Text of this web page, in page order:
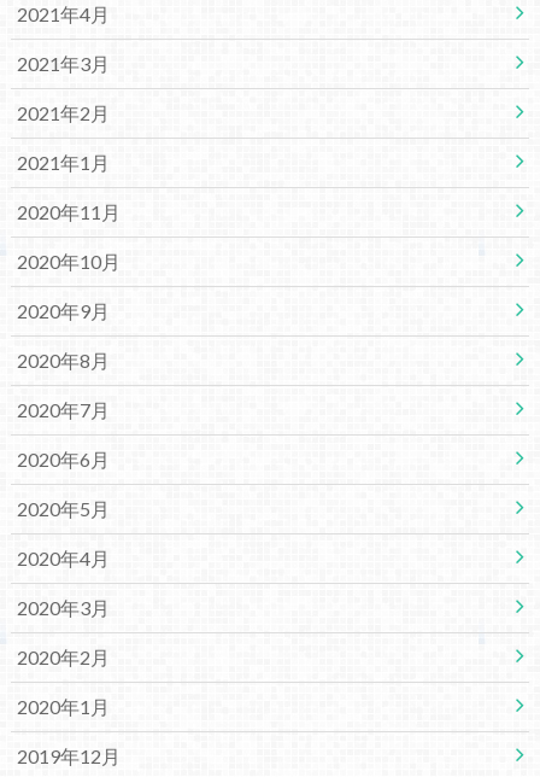
2021年4月
2021年3月
2021年2月
2021年1月
2020年11月
2020年10月
2020年9月
2020年8月
2020年7月
2020年6月
2020年5月
2020年4月
2020年3月
2020年2月
2020年1月
2019年12月